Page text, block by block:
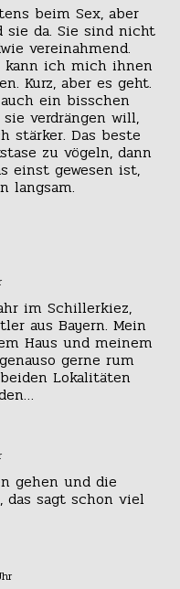
beim Sex, aber
sie da. Sie sind nicht
vereinahmend.
ich mich ihnen
Kurz, aber es geht.
ein bisschen
verdrängen will,
stärker. Das beste
zu vögeln, dann
einst gewesen ist,
langsam.
im Schillerkiez,
aus Bayern. Mein
Haus und meinem
gerne rum
Lokalitäten
gehen und die
das sagt schon viel